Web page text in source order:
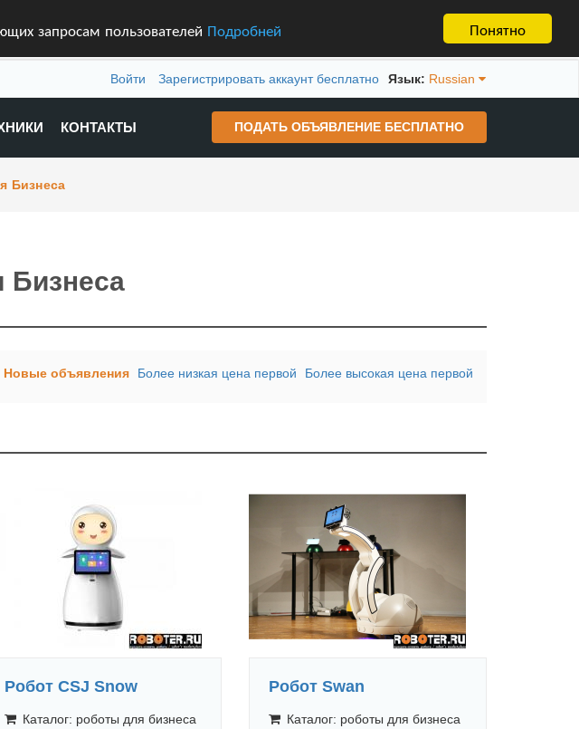
Понятно
запросам пользователей Подробней
Язык: Russian
Войти Зарегистрировать аккаунт бесплатно
КОНТАКТЫ ПОДАТЬ ОБЪЯВЛЕНИЕ БЕСПЛАТНО
Бизнеса
Бизнеса
Новые объявления Более низкая цена первой Более высокая цена первой
Робот CSJ Snow
Каталог: роботы для бизнеса
Робот Swan
Каталог: роботы для бизнеса